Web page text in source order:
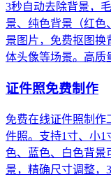
3秒自动去除背景，
景、纯色背景（红色
景图片，免费抠图换
体头像等场景。高质
证件照免费制作
免费在线证件照制作
件照。支持1寸、小1
色、蓝色、白色背景
景，精确尺寸调整，